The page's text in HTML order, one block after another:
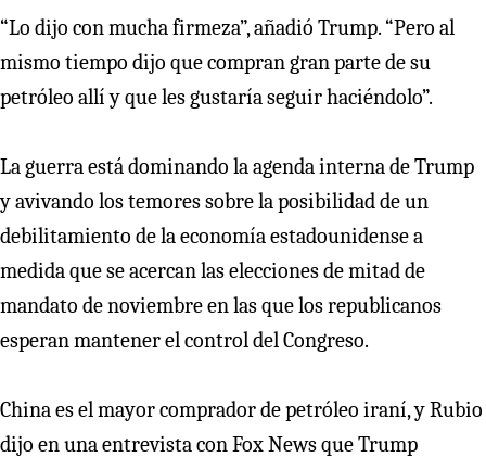
“Lo dijo con mucha firmeza”, añadió Trump. “Pero al
mismo tiempo dijo que compran gran parte de su
petróleo allí y que les gustaría seguir haciéndolo”.
La guerra está dominando la agenda interna de Trump
y avivando los temores sobre la posibilidad de un
debilitamiento de la economía estadounidense a
medida que se acercan las elecciones de mitad de
mandato de noviembre en las que los republicanos
esperan mantener el control del Congreso.
China es el mayor comprador de petróleo iraní, y Rubio
dijo en una entrevista con Fox News que Trump